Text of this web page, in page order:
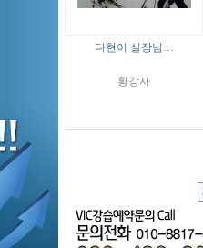
다현이 실장님…
황강사